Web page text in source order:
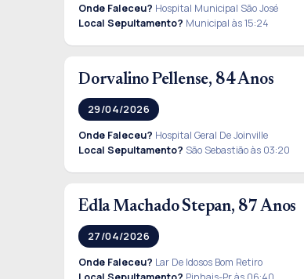
Onde Faleceu? Hospital Municipal São José
Local Sepultamento? Municipal às 15:24
Dorvalino Pellense, 84 Anos
29/04/2026
Onde Faleceu? Hospital Geral De Joinville
Local Sepultamento? São Sebastião às 03:20
Edla Machado Stepan, 87 Anos
27/04/2026
Onde Faleceu? Lar De Idosos Bom Retiro